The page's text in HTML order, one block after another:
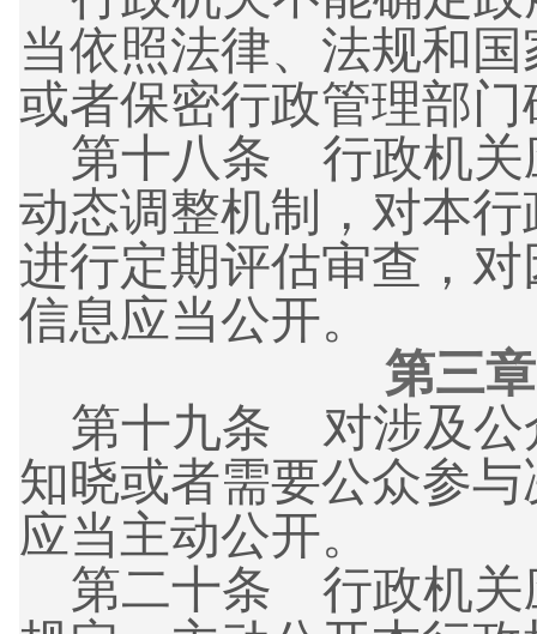
当依照法律、法规和
或者保密行政管理部
第十八条 行政机
动态调整机制，对本
进行定期评估审查，
信息应当公开。
第三
第十九条 对涉及
知晓或者需要公众参
应当主动公开。
第二十条 行政机